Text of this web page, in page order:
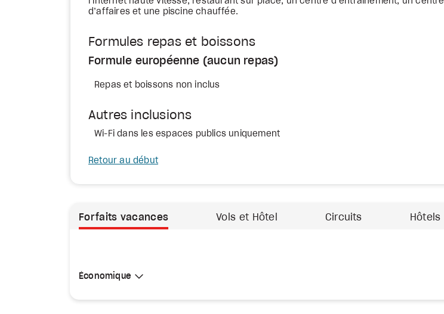
d’affaires et une piscine chauffée.
Formules repas et boissons
Formule européenne (aucun repas)
Repas et boissons non inclus
Autres inclusions
Wi-Fi dans les espaces publics uniquement
Retour au début
Forfaits vacances Vols et Hôtel Circuits Hôtels
Sélectionner une cabine
Économique
Économique